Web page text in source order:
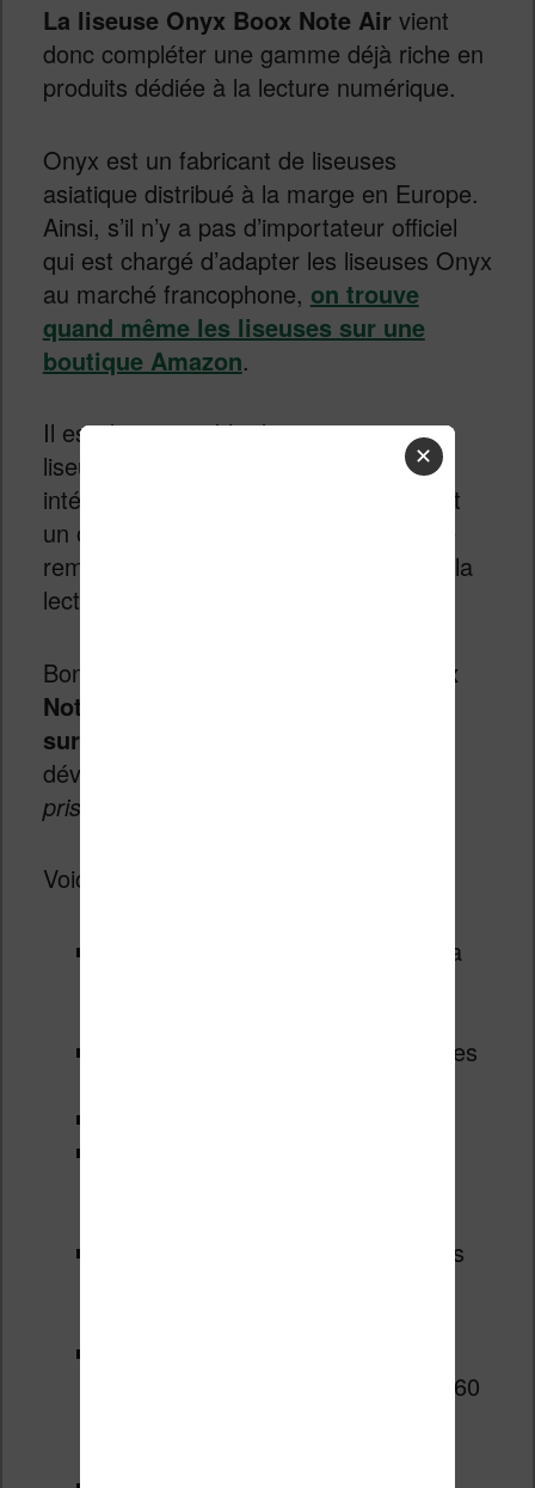
La liseuse Onyx Boox Note Airvient
donc compléter une gamme déjà riche en
produits dédiée à la lecture numérique.
Onyx est un fabricant de liseuses
asiatique distribué à la marge en Europe.
Ainsi, s’il n’y a pas d’importateur officiel
qui est chargé d’adapter les liseuses Onyx
au marché francophone, on trouve
quand même les liseuses sur une
boutique Amazon.
Il est donc possible de se procurer ces
liseuses en France, ce qui peut être
intéressant pour les gens qui cherchent
un outil orienté productivité à même de
remplir des tâches complémentaires à la
lecture, comme la prise de note.
Bonne nouvelle, la
liseuse Onyx Boox
Note Air s’avère être une excellente
surprise
développement des «
prise de note
Voici les spécifications de la machine :
écran de 10,3 pouces E Ink Carta
un éclairage frontal (comme sur les
la possibilité de prendre des notes
Snapdragon 636 8 coeurs Kryo 260
✕